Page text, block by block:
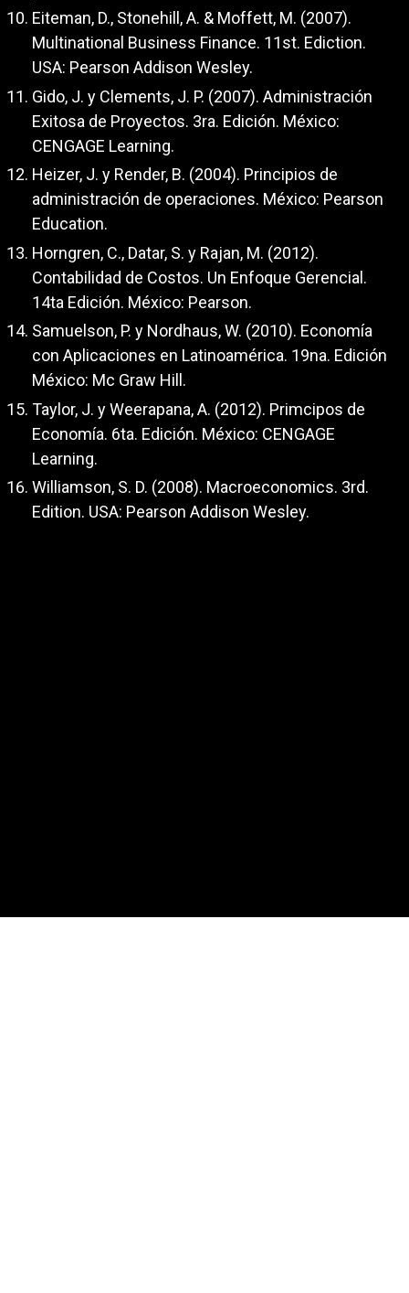
Eiteman, D., Stonehill, A. & Moffett, M. (2007).
Multinational Business Finance. 11st. Ediction.
USA: Pearson Addison Wesley.
Gido, J. y Clements, J. P. (2007). Administración
Exitosa de Proyectos. 3ra. Edición. México:
CENGAGE Learning.
Heizer, J. y Render, B. (2004). Principios de
administración de operaciones. México: Pearson
Education.
Horngren, C., Datar, S. y Rajan, M. (2012).
Contabilidad de Costos. Un Enfoque Gerencial.
14ta Edición. México: Pearson.
Samuelson, P. y Nordhaus, W. (2010). Economía
con Aplicaciones en Latinoamérica. 19na. Edición
México: Mc Graw Hill.
Taylor, J. y Weerapana, A. (2012). Primcipos de
Economía. 6ta. Edición. México: CENGAGE
Learning.
Williamson, S. D. (2008). Macroeconomics. 3rd.
Edition. USA: Pearson Addison Wesley.